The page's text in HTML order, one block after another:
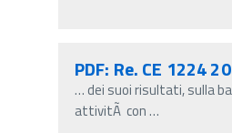
PDF: Re. CE 1224
…dei suoi risultati, sulla
attivitÃ con…